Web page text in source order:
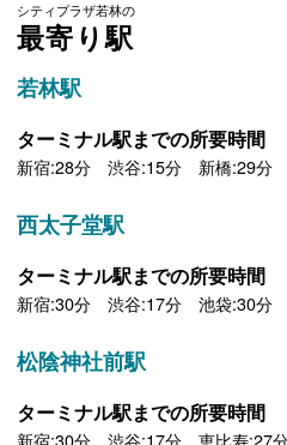
シティプラザ若林の
最寄り駅
若林駅
ターミナル駅までの所要時間
新宿:28分 渋谷:15分 新橋:29分
西太子堂駅
ターミナル駅までの所要時間
新宿:30分 渋谷:17分 池袋:30分
松陰神社前駅
ターミナル駅までの所要時間